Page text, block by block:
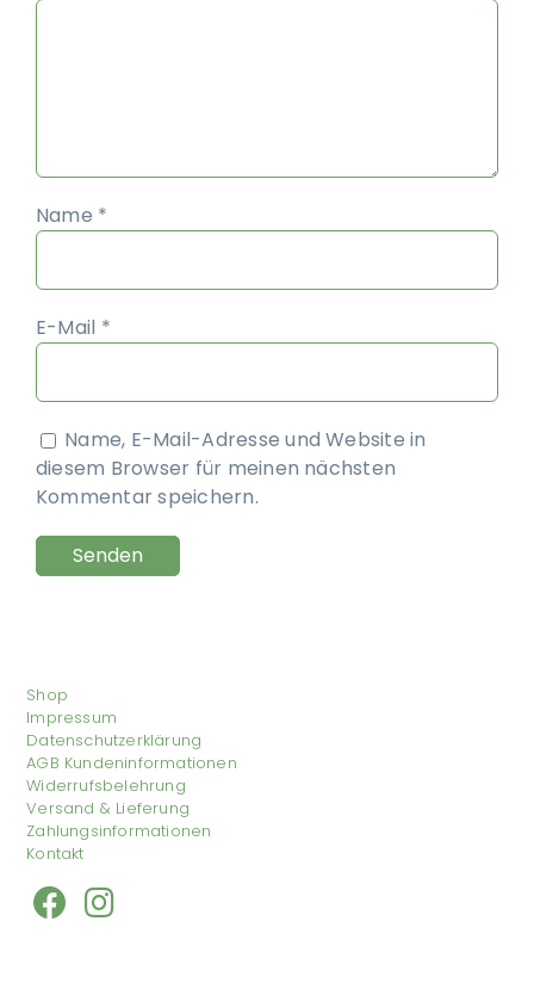
Name *
E-Mail *
Name, E-Mail-Adresse und Website in
diesem Browser für meinen nächsten
Kommentar speichern.
Shop
Impressum
Datenschutzerklärung
AGB Kundeninformationen
Widerrufsbelehrung
Versand & Lieferung
Zahlungsinformationen
Kontakt